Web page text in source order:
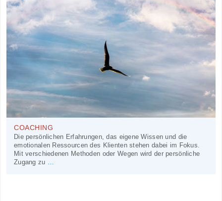
COACHING
Die persönlichen Erfahrungen, das eigene Wissen und die
emotionalen Ressourcen des Klienten stehen dabei im Fokus.
Mit verschiedenen Methoden oder Wegen wird der persönliche
Zugang zu